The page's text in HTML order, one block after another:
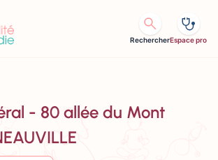
RechercherEspace pro
- 80 allée du Mont